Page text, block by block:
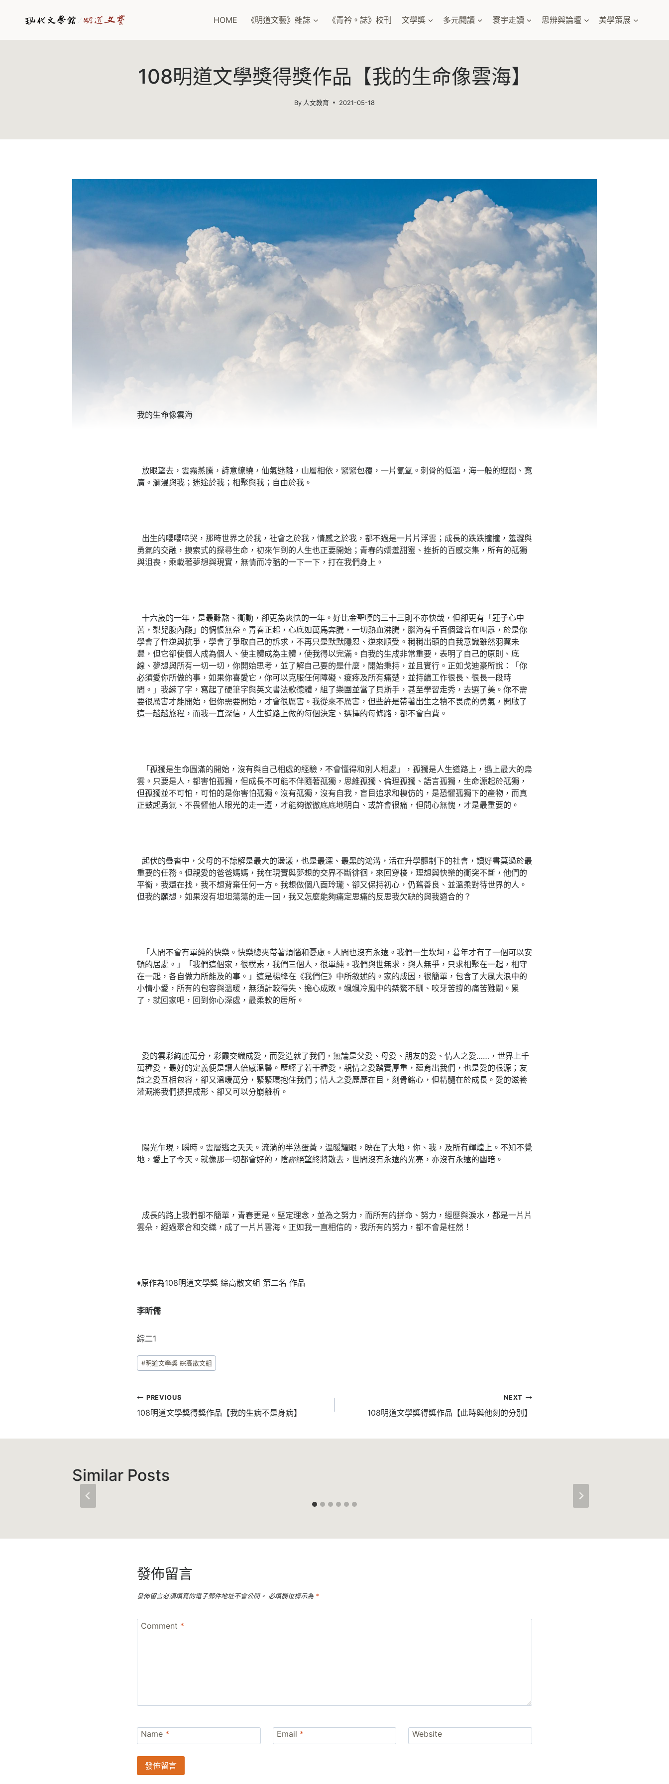
HOME 《明道文藝》雜誌 《青衿。誌》校刊 文學獎 多元閱讀 寰宇走讀 思辨與論壇 美學策展
108明道文學獎得獎作品【我的生命像雲海】
By 人文教育 2021-05-18
我的生命像雲海
放眼望去，雲霧蒸騰，詩意繚繞，仙氣迷離，山層相依，緊緊包覆，一片氤氳。刺骨的低溫，海一般的遼闊、寬
廣。瀰漫與我；迷途於我；相聚與我；自由於我。
出生的嚶嚶啼哭，那時世界之於我，社會之於我，情感之於我，都不過是一片片浮雲；成長的跌跌撞撞，羞澀與
勇氣的交融，摸索式的探尋生命，初來乍到的人生也正要開始；青春的嬌羞甜蜜、挫折的百感交集，所有的孤獨
與沮喪，乘載著夢想與現實，無情而冷酷的一下一下，打在我們身上。
十六歲的一年，是最難熬、衝動，卻更為爽快的一年。好比金聖嘆的三十三則不亦快哉，但卻更有「蓮子心中
苦，梨兒腹內酸」的惆悵無奈。青春正起，心底如萬馬奔騰，一切熱血沸騰，腦海有千百個聲音在叫囂，於是你
學會了忤逆與抗爭，學會了爭取自己的訴求，不再只是默默隱忍、逆來順受。稍稍出頭的自我意識雖然羽翼未
豐，但它卻使個人成為個人、使主體成為主體，使我得以完滿。自我的生成非常重要，表明了自己的原則、底
線、夢想與所有一切一切，你開始思考，並了解自己要的是什麼，開始秉持，並且實行。正如戈迪豪所說：「你
必須愛你所做的事，如果你喜愛它，你可以克服任何障礙、痠疼及所有痛楚，並持續工作很長、很長一段時
間。」我練了字，寫起了硬筆字與英文書法歌德體，組了樂團並當了貝斯手，甚至學習走秀，去選了美。你不需
要很厲害才能開始，但你需要開始，才會很厲害。我從來不厲害，但些許是帶著出生之犢不畏虎的勇氣，開啟了
這一趟趟旅程，而我一直深信，人生道路上做的每個決定、選擇的每條路，都不會白費。
「孤獨是生命圓滿的開始，沒有與自己相處的經驗，不會懂得和別人相處」，孤獨是人生道路上，遇上最大的烏
雲。只要是人，都害怕孤獨，但成長不可能不伴隨著孤獨，思維孤獨、倫理孤獨、語言孤獨，生命源起於孤獨，
但孤獨並不可怕，可怕的是你害怕孤獨。沒有孤獨，沒有自我，盲目追求和模仿的，是恐懼孤獨下的產物，而真
正鼓起勇氣、不畏懼他人眼光的走一遭，才能夠徹徹底底地明白、或許會很痛，但問心無愧，才是最重要的。
起伏的疊沓中，父母的不諒解是最大的盪漾，也是最深、最黑的鴻溝，活在升學體制下的社會，讀好書莫過於最
重要的任務。但親愛的爸爸媽媽，我在現實與夢想的交界不斷徘徊，來回穿梭，理想與快樂的衝突不斷，他們的
平衡，我還在找，我不想背棄任何一方。我想做個八面玲瓏、卻又保持初心，仍舊善良、並溫柔對待世界的人。
但我的願想，如果沒有坦坦蕩蕩的走一回，我又怎麼能夠痛定思痛的反思我欠缺的與我適合的？
「人間不會有單純的快樂。快樂總夾帶著煩惱和憂慮。人間也沒有永遠。我們一生坎坷，暮年才有了一個可以安
頓的居處。」「我們這個家，很樸素，我們三個人，很單純。我們與世無求，與人無爭，只求相聚在一起，相守
在一起，各自做力所能及的事。」這是楊絳在《我們仨》中所敘述的。家的成因，很簡單，包含了大風大浪中的
小情小愛，所有的包容與溫暖，無須計較得失、擔心成敗。颯颯冷風中的桀驁不馴、咬牙苦撐的痛苦難關。累
了，就回家吧，回到你心深處，最柔軟的居所。
愛的雲彩絢麗萬分，彩霞交織成愛，而愛造就了我們，無論是父愛、母愛、朋友的愛、情人之愛……，世界上千
萬種愛，最好的定義便是讓人倍感溫馨。歷經了若干種愛，親情之愛踏實厚重，蘊育出我們，也是愛的根源；友
誼之愛互相包容，卻又溫暖萬分，緊緊環抱住我們；情人之愛歷歷在目，刻骨銘心，但精髓在於成長。愛的滋養
灌溉將我們揉捏成形、卻又可以分崩離析。
陽光乍現，瞬時。雲層逃之夭夭。流淌的半熟蛋黃，溫暖耀眼，映在了大地，你、我，及所有輝煌上。不知不覺
地，愛上了今天。就像那一切都會好的，陰霾絕望終將散去，世間沒有永遠的光亮，亦沒有永遠的幽暗。
成長的路上我們都不簡單，青春更是。堅定理念，並為之努力，而所有的拼命、努力，經歷與淚水，都是一片片
雲朵，經過聚合和交織，成了一片片雲海。正如我一直相信的，我所有的努力，都不會是枉然！
♦原作為108明道文學獎 綜高散文組 第二名 作品
李昕儒
綜二1
Post
Tags:
#明道文學獎 綜高散文組
文
章
導
PREVIOUS
108明道文學獎得獎作品【我的生病不是身病】
NEXT
108明道文學獎得獎作品【此時與他刻的分別】
Similar Posts
發佈留言
發佈留言必須填寫的電子郵件地址不會公開。 必填欄位標示為 *
Comment *
Name * Email * Website